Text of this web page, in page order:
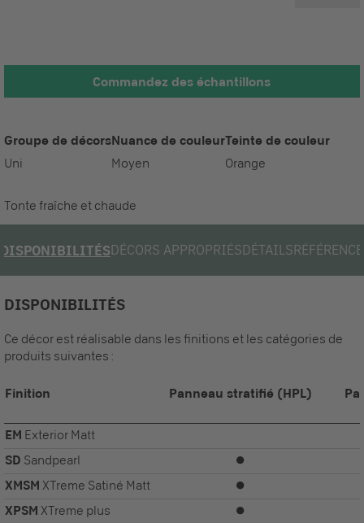
Commandez des échantillons
Groupe de décors
Uni
Nuance de couleur
Moyen
Teinte de couleur
Orange
Tonte fraîche et chaude
DISPONIBILITÉSDÉCORS APPROPRIÉSDÉTAILS
DISPONIBILITÉS
Ce décor est réalisable dans les finitions et les catégories de
produits suivantes :
Finition Panneau stratifié (HPL)
EM Exterior Matt
SD Sandpearl ⏺
XMSM XTreme Satiné Matt ⏺
XPSM XTreme plus ⏺